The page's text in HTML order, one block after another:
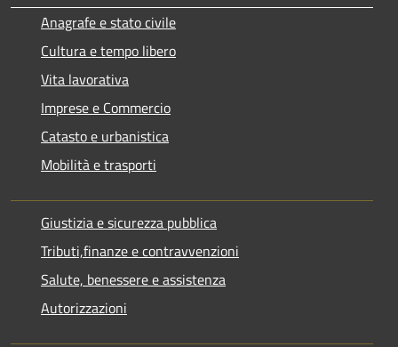
Anagrafe e stato civile
Cultura e tempo libero
Vita lavorativa
Imprese e Commercio
Catasto e urbanistica
Mobilità e trasporti
Giustizia e sicurezza pubblica
Tributi,finanze e contravvenzioni
Salute, benessere e assistenza
Autorizzazioni